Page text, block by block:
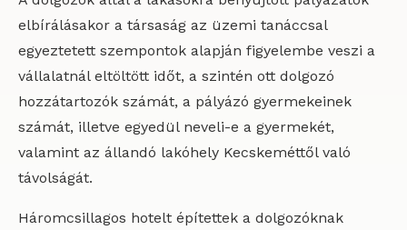
elbírálásakor a társaság az üzemi tanáccsal
egyeztetett szempontok alapján figyelembe veszi a
vállalatnál eltöltött időt, a szintén ott dolgozó
hozzátartozók számát, a pályázó gyermekeinek
számát, illetve egyedül neveli-e a gyermekét,
valamint az állandó lakóhely Kecskeméttől való
távolságát.
Háromcsillagos hotelt építettek a dolgozóknak